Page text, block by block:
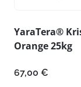
YaraTera®
Orange 25kg
67,00 €